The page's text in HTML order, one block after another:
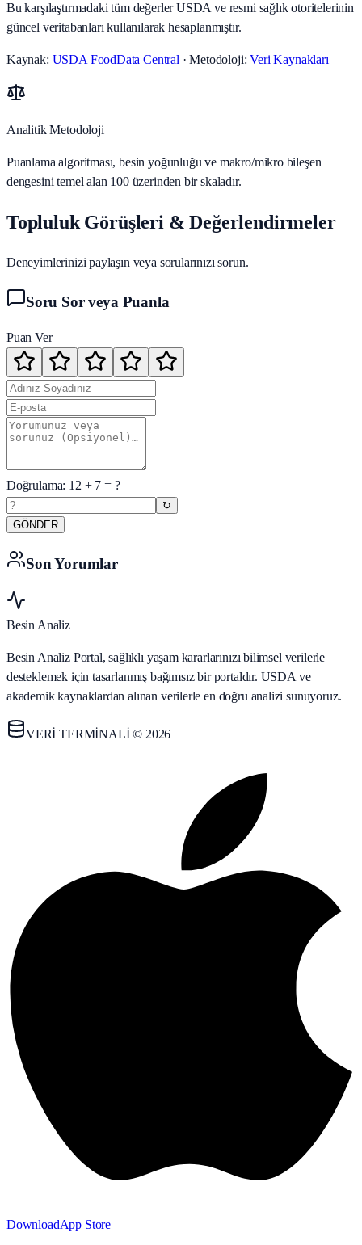
Bu karşılaştırmadaki tüm değerler USDA ve resmi sağlık otoritelerinin
güncel veritabanları kullanılarak hesaplanmıştır.
Kaynak: USDA FoodData Central · Metodoloji:Veri Kaynakları
Analitik Metodoloji
Puanlama algoritması, besin yoğunluğu ve makro/mikro bileşen
dengesini temel alan 100 üzerinden bir skaladır.
Topluluk Görüşleri & Değerlendirmeler
Deneyimlerinizi paylaşın veya sorularınızı sorun.
Soru Sor veya Puanla
Puan Ver
Doğrulama: 12+ 7 = ?
↻
GÖNDER
Son Yorumlar
Besin Analiz
Besin Analiz Portal, sağlıklı yaşam kararlarınızı bilimsel verilerle
desteklemek için tasarlanmış bağımsız bir portaldır. USDA ve
akademik kaynaklardan alınan verilerle en doğru analizi sunuyoruz.
VERİ TERMİNALİ © 2026
DownloadApp Store